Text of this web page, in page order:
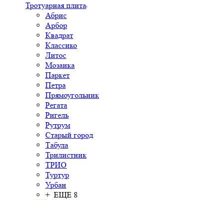
Тротуарная плита
Абрис
Арбор
Квадрат
Классико
Литос
Мозаика
Паркет
Петра
Прямоугольник
Регата
Ригель
Рутрум
Старый город
Табула
Трилистник
ТРИО
Туртур
Урбан
+ ЕЩЕ 8